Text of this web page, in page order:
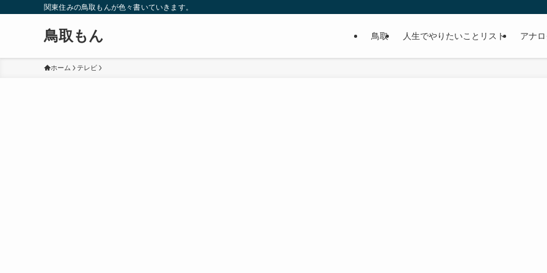
関東住みの鳥取もんが色々書いていきます。
鳥取もん 鳥取 人生でやりたいことリスト アナ
ホーム テレビ